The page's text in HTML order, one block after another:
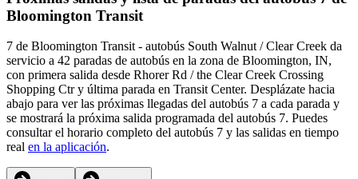
Bloomington Transit
7 de Bloomington Transit - autobús South Walnut / Clear Creek da
servicio a 42 paradas de autobús en la zona de Bloomington, IN,
con primera salida desde Rhorer Rd / the Clear Creek Crossing
Shopping Ctr y última parada en Transit Center. Desplázate hacia
abajo para ver las próximas llegadas del autobús 7 a cada parada y
se mostrará la próxima salida programada del autobús 7. Puedes
consultar el horario completo del autobús 7 y las salidas en tiempo
real en la aplicación.